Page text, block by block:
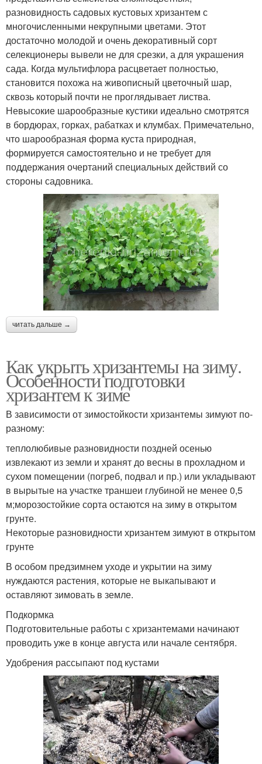
разновидность садовых кустовых хризантем с
многочисленными некрупными цветами. Этот
достаточно молодой и очень декоративный сорт
селекционеры вывели не для срезки, а для украшения
сада. Когда мультифлора расцветает полностью,
становится похожа на живописный цветочный шар,
сквозь который почти не проглядывает листва.
Невысокие шарообразные кустики идеально смотрятся
в бордюрах, горках, рабатках и клумбах. Примечательно,
что шарообразная форма куста природная,
формируется самостоятельно и не требует для
поддержания очертаний специальных действий со
стороны садовника.
читать дальше →
Как укрыть хризантемы на зиму.
Особенности подготовки
хризантем к зиме
В зависимости от зимостойкости хризантемы зимуют по-
разному:
теплолюбивые разновидности поздней осенью
извлекают из земли и хранят до весны в прохладном и
сухом помещении (погреб, подвал и пр.) или укладывают
в вырытые на участке траншеи глубиной не менее 0,5
м;морозостойкие сорта остаются на зиму в открытом
грунте.
Некоторые разновидности хризантем зимуют в открытом
грунте
В особом предзимнем уходе и укрытии на зиму
нуждаются растения, которые не выкапывают и
оставляют зимовать в земле.
Подкормка
Подготовительные работы с хризантемами начинают
проводить уже в конце августа или начале сентября.
Удобрения рассыпают под кустами